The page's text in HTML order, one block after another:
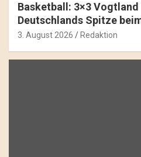
Basketball: 3×3
Deutschlands Spitze
3. August 2026 Redaktion